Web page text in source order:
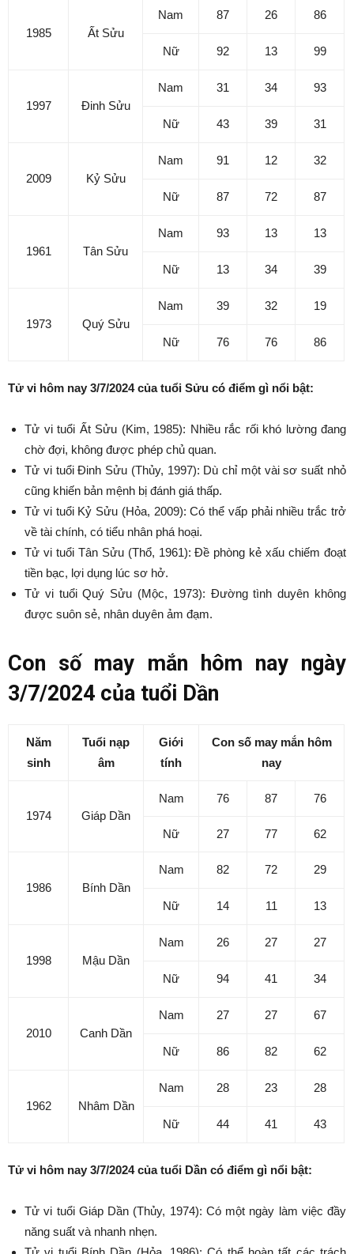
1985 Ất Sửu
Nam 87 26 86
Nữ 92 13 99
1997 Đinh Sửu
Nam 31 34 93
Nữ 43 39 31
2009 Kỷ Sửu
Nam 91 12 32
Nữ 87 72 87
1961 Tân Sửu
Nam 93 13 13
Nữ 13 34 39
1973 Quý Sửu
Nam 39 32 19
Nữ 76 76 86
Tử vi hôm nay 3/7/2024 của tuổi Sửu có điểm gì nổi bật:
Tử vi tuổi Ất Sửu (Kim, 1985): Nhiều rắc rối khó lường đang
chờ đợi, không được phép chủ quan.
Tử vi tuổi Đinh Sửu (Thủy, 1997): Dù chỉ một vài sơ suất nhỏ
cũng khiến bản mệnh bị đánh giá thấp.
Tử vi tuổi Kỷ Sửu (Hỏa, 2009): Có thể vấp phải nhiều trắc trở
về tài chính, có tiểu nhân phá hoại.
Tử vi tuổi Tân Sửu (Thổ, 1961): Đề phòng kẻ xấu chiếm đoạt
tiền bạc, lợi dụng lúc sơ hở.
Tử vi tuổi Quý Sửu (Mộc, 1973): Đường tình duyên không
được suôn sẻ, nhân duyên ảm đạm.
Con số may mắn hôm nay ngày
3/7/2024 của tuổi Dần
Năm
sinh
Tuổi nạp
âm
Giới
tính
Con số may mắn hôm
nay
1974 Giáp Dần
Nam 76 87 76
Nữ 27 77 62
1986 Bính Dần
Nam 82 72 29
Nữ 14 11 13
1998 Mậu Dần
Nam 26 27 27
Nữ 94 41 34
2010 Canh Dần
Nam 27 27 67
Nữ 86 82 62
1962 Nhâm Dần
Nam 28 23 28
Nữ 44 41 43
Tử vi hôm nay 3/7/2024 của tuổi Dần có điểm gì nổi bật:
Tử vi tuổi Giáp Dần (Thủy, 1974): Có một ngày làm việc đầy
năng suất và nhanh nhẹn.